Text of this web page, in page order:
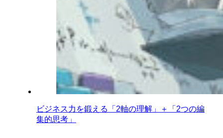
ビジネス力を鍛える「2軸の理解」＋「2つの編
集的思考」